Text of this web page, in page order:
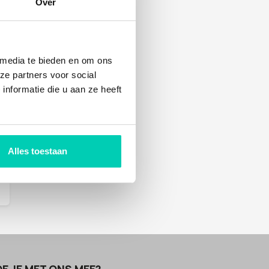
Over
te bieden en om ons
partners voor social
die u aan ze heeft
Alles toestaan